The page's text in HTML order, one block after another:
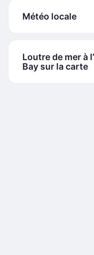
Météo locale
Loutre de mer à
Bay sur la carte